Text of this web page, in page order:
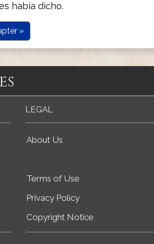
había dicho.
»
LEGAL
About Us
Terms of Use
Privacy Policy
Copyright Notice